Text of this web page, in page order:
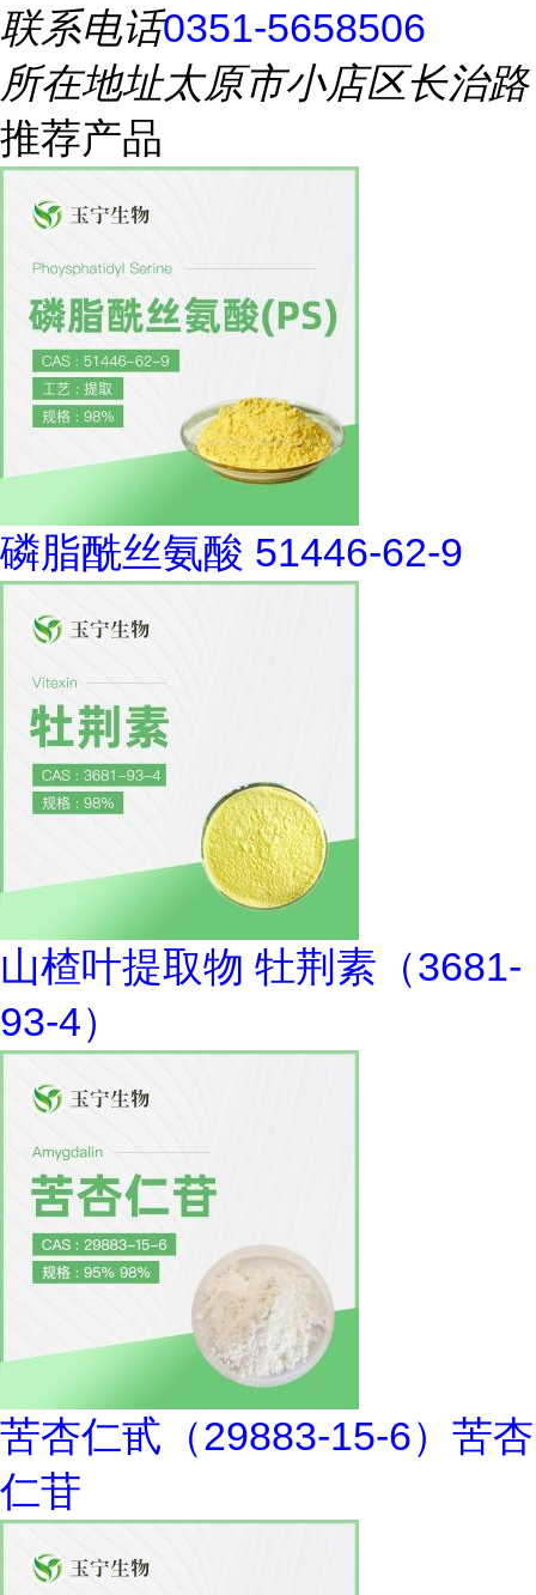
联系电话0351-5658506
所在地址太原市小店区长治路
推荐产品
磷脂酰丝氨酸 51446-62-9
山楂叶提取物 牡荆素（3681-
93-4）
苦杏仁甙（29883-15-6）苦杏
仁苷